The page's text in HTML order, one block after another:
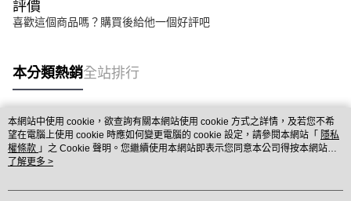
評價
喜歡這個商品嗎？購買後給他一個好評吧
本分類熱銷全站排行
熱門標籤
本網站中使用 cookie，欲查詢有關本網站使用 cookie 方式之詳情，及若您不希
望在電腦上使用 cookie 時應如何變更電腦的 cookie 設定，請參閱本網站「 隱私
權條款 」之 Cookie 聲明。您繼續使用本網站即表示您同意本公司得按本網站使
用條款之 Cookie 聲明使用 cookie。
了解更多 >